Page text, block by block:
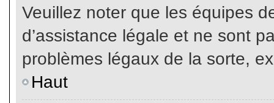
Veuillez noter que les équipes
d’assistance légale et ne sont
problèmes légaux de la sorte,
Haut